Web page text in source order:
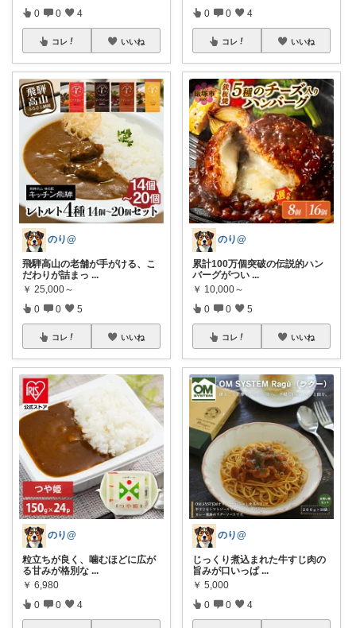
0 0 4
コレ いいね
のり@
飛騨高山の老舗が手がける、こ
だわりが詰まっ ...
￥ 25,000～
0 0 5
コレ いいね
のり@
粒立ちが良く、噛むほどに広が
る甘みが格別な ...
￥ 6,980
0 0 4
0 0 4
コレ いいね
のり@
累計100万個突破の伝説的ハン
バーグがつい ...
￥ 10,000～
0 0 5
コレ いいね
のり@
じっくり煮込まれた牛すじ肉の
旨みが口いっぱ ...
￥ 5,000
0 0 4